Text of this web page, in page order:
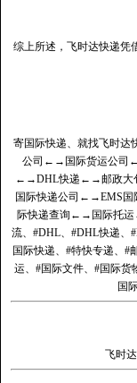
综上所述，飞时达快递凭
寄国际快递、就找飞时达
公司 ←→ 国际货运公司
←→DHL快递 ←→邮政大
国际快递公司 ←→EMS国
际快递查询 ←→ 国际托运
流、#DHL、#DHL快递、
国际快递、#特快专递、#
运、#国际文件、#国际货
国
飞时